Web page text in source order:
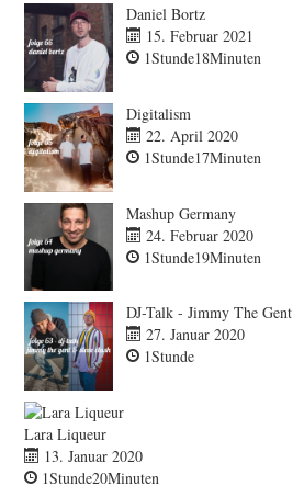
Daniel Bortz
15. Februar 2021
1Stunde18Minuten
Digitalism
22. April 2020
1Stunde17Minuten
Mashup Germany
24. Februar 2020
1Stunde19Minuten
DJ-Talk - Jimmy The Gent
27. Januar 2020
1Stunde
Lara Liqueur
13. Januar 2020
1Stunde20Minuten